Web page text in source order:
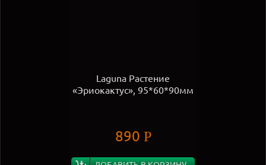
Laguna Растение
«Эриокактус», 95*60*90мм
890 Р